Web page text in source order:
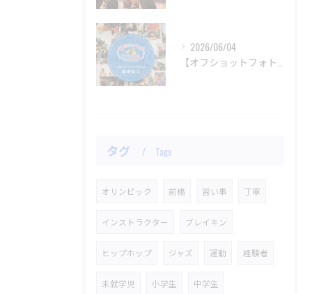
2026/06/04
タグ Tags
オリンピック 前橋 習い事 丁寧
インストラクター ブレイキン
ヒップホップ ジャズ 運動 経験者
未就学児 小学生 中学生